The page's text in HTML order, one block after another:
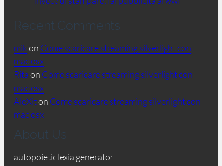
Recent Comments
mikon Come scaricare streaming silverlight con
mac osx
Ritaon Come scaricare streaming silverlight con
mac osx
AleXiton Come scaricare streaming silverlight con
mac osx
About Us
autopoietic lexia generator